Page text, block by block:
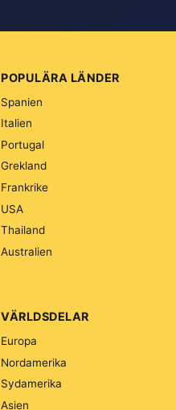
POPULÄRA LÄNDER
Spanien
Italien
Portugal
Grekland
Frankrike
USA
Thailand
Australien
VÄRLDSDELAR
Europa
Nordamerika
Sydamerika
Asien